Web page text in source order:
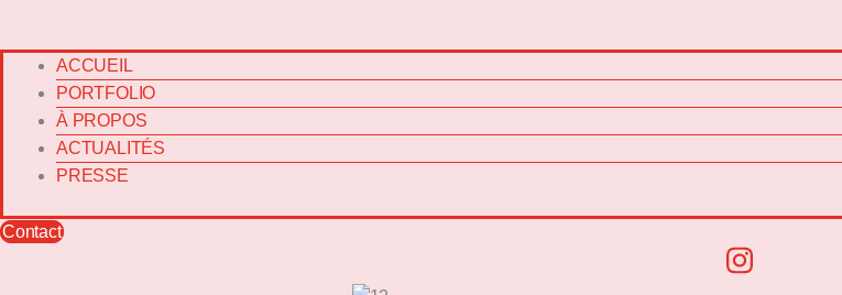
ACCUEIL
PORTFOLIO
À PROPOS
ACTUALITÉS
PRESSE
Contact